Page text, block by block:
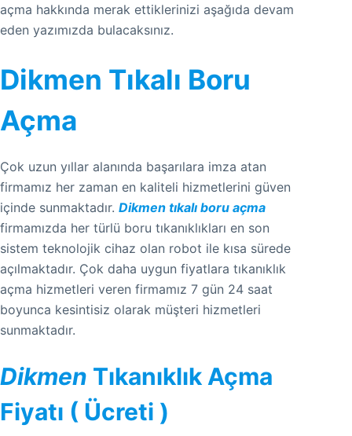
açma hakkında merak ettiklerinizi aşağıda devam
eden yazımızda bulacaksınız.
Dikmen Tıkalı Boru
Açma
Çok uzun yıllar alanında başarılara imza atan
firmamız her zaman en kaliteli hizmetlerini güven
içinde sunmaktadır. Dikmen tıkalı boru açma
firmamızda her türlü boru tıkanıklıkları en son
sistem teknolojik cihaz olan robot ile kısa sürede
açılmaktadır. Çok daha uygun fiyatlara tıkanıklık
açma hizmetleri veren firmamız 7 gün 24 saat
boyunca kesintisiz olarak müşteri hizmetleri
sunmaktadır.
Dikmen Tıkanıklık Açma
Fiyatı ( Ücreti )